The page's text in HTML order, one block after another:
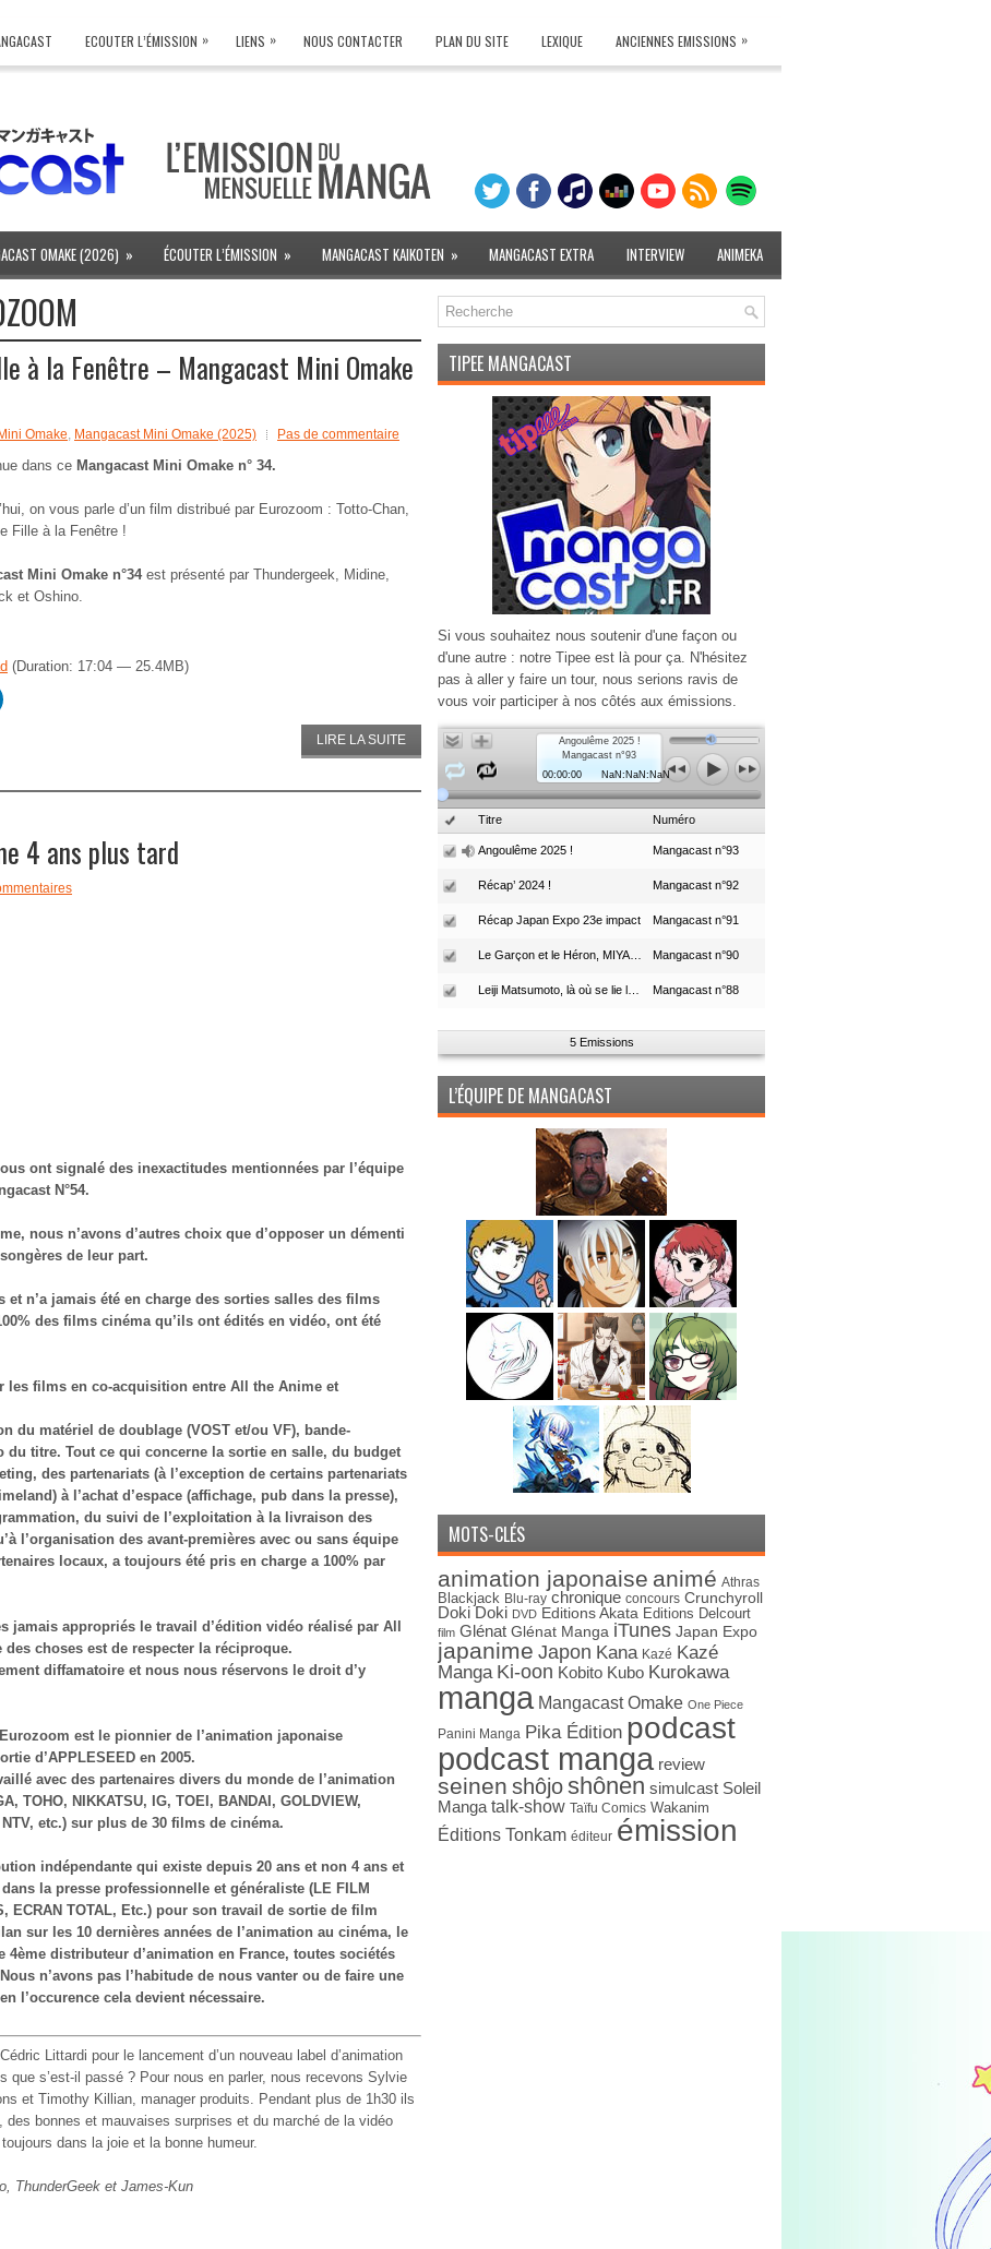
ECOUTER L’ÉMISSION » LIENS » NOUS CONTACTER PLAN DU SITE LEXIQUE ANCIENNES EMISSIONS »
OMAKE (2026) » ÉCOUTER L’ÉMISSION » MANGACAST KAIKOTEN » MANGACAST EXTRA INTERVIEW ANIMEKA
à la Fenêtre – Mangacast Mini Omake
Omake, Mangacast Mini Omake (2025) Pas de commentaire
dans ce Mangacast Mini Omake n° 34.
on vous parle d’un film distribué par Eurozoom : Totto-Chan,
Fille à la Fenêtre !
Mini Omake n°34est présenté par Thundergeek, Midine,
et Oshino.
(Duration: 17:04 — 25.4MB)
LIRE LA SUITE
4 ans plus tard
ont signalé des inexactitudes mentionnées par l’équipe
N°54.
nous n’avons d’autres choix que d’opposer un démenti
de leur part.
et n’a jamais été en charge des sorties salles des films
des films cinéma qu’ils ont édités en vidéo, ont été
les films en co-acquisition entre All the Anime et
du matériel de doublage (VOST et/ou VF), bande-
du titre. Tout ce qui concerne la sortie en salle, du budget
des partenariats (à l’exception de certains partenariats
à l’achat d’espace (affichage, pub dans la presse),
du suivi de l’exploitation à la livraison des
l’organisation des avant-premières avec ou sans équipe
locaux, a toujours été pris en charge a 100% par
jamais appropriés le travail d’édition vidéo réalisé par All
choses est de respecter la réciproque.
diffamatoire et nous nous réservons le droit d’y
est le pionnier de l’animation japonaise
d’APPLESEED en 2005.
avec des partenaires divers du monde de l’animation
TOHO, NIKKATSU, IG, TOEI, BANDAI, GOLDVIEW,
NTV, etc.) sur plus de 30 films de cinéma.
indépendante qui existe depuis 20 ans et non 4 ans et
la presse professionnelle et généraliste (LE FILM
ECRAN TOTAL, Etc.) pour son travail de sortie de film
sur les 10 dernières années de l’animation au cinéma, le
4ème distributeur d’animation en France, toutes sociétés
n’avons pas l’habitude de nous vanter ou de faire une
l’occurence cela devient nécessaire.
Littardi pour le lancement d’un nouveau label d’animation
que s’est-il passé ? Pour nous en parler, nous recevons Sylvie
et Timothy Killian, manager produits. Pendant plus de 1h30 ils
bonnes et mauvaises surprises et du marché de la vidéo
dans la joie et la bonne humeur.
ThunderGeek et James-Kun
TIPEE MANGACAST
Si vous souhaitez nous soutenir d'une façon ou
d'une autre : notre Tipee est là pour ça. N'hésitez
pas à aller y faire un tour, nous serions ravis de
vous voir participer à nos côtés aux émissions.
Angoulême 2025 !
Mangacast n°93
00:00:00
NaN:NaN:NaN
Titre Numéro
Angoulême 2025 ! Mangacast n°93
Récap’ 2024 ! Mangacast n°92
Récap Japan Expo 23e impact Mangacast n°91
Mangacast n°90
Mangacast n°88
5 Emissions
L’ÉQUIPE DE MANGACAST
MOTS-CLÉS
animation japonaise animé Athras
Blackjack Blu-ray chronique concours Crunchyroll
Doki Doki DVD Editions Akata Editions Delcourt
film Glénat Glénat Manga iTunes Japan Expo
japanime Japon Kana Kazé Kazé
Manga Ki-oon Kobito Kubo Kurokawa
manga Mangacast Omake One Piece
Panini Manga Pika Édition podcast
podcast manga review
seinen shôjoshônen simulcast Soleil
Manga talk-show Taïfu Comics Wakanim
Éditions Tonkam éditeur émission